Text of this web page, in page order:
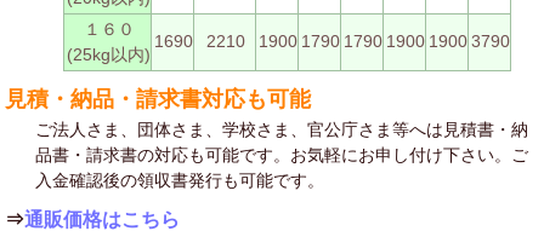
１６０
(25kg以内)
1690 2210 1900 1790 1790 1900 19003790
見積・納品・請求書対応も可能
ご法人さま、団体さま、学校さま、官公庁さま等へは見積書・納
品書・請求書の対応も可能です。お気軽にお申し付け下さい。ご
入金確認後の領収書発行も可能です。
⇒通販価格はこちら